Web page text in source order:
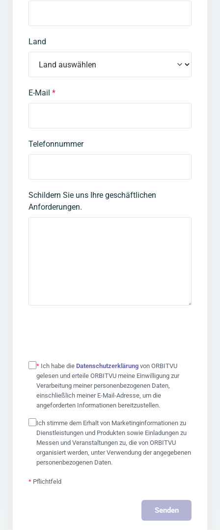
Land
E-Mail *
Telefonnummer
Schildern Sie uns Ihre geschäftlichen
Anforderungen.
* Ich habe die Datenschutzerklärung von ORBITVU
gelesen und erteile ORBITVU meine Einwilligung zur
Verarbeitung meiner personenbezogenen Daten,
einschließlich meiner E-Mail-Adresse, um die
angeforderten Informationen bereitzustellen.
Ich stimme dem Erhalt von Marketinginformationen zu
Dienstleistungen und Produkten sowie Einladungen zu
Messen und Veranstaltungen zu, die von ORBITVU
organisiert werden, unter Verwendung der angegebenen
personenbezogenen Daten.
* Pflichtfeld
Senden